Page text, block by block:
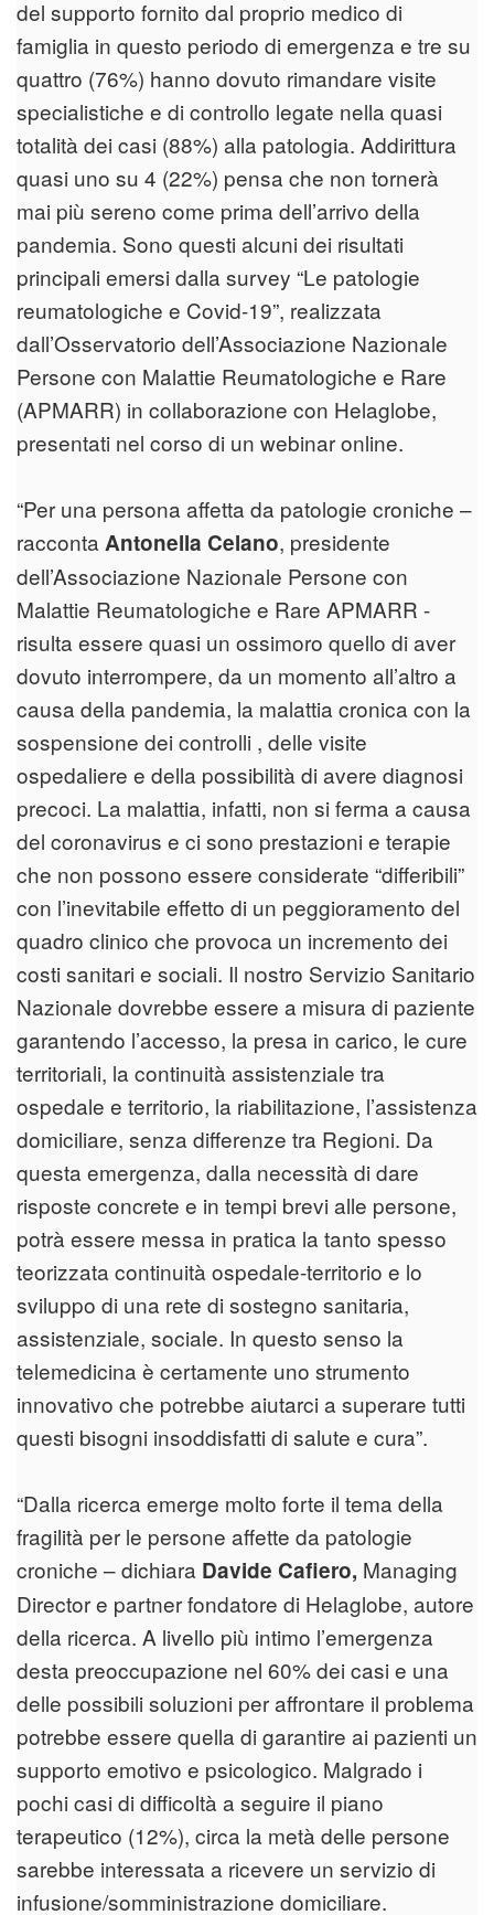
del supporto fornito dal proprio medico di
famiglia in questo periodo di emergenza e tre su
quattro (76%) hanno dovuto rimandare visite
specialistiche e di controllo legate nella quasi
totalità dei casi (88%) alla patologia. Addirittura
quasi uno su 4 (22%) pensa che non tornerà
mai più sereno come prima dell’arrivo della
pandemia. Sono questi alcuni dei risultati
principali emersi dalla survey “Le patologie
reumatologiche e Covid-19”, realizzata
dall’Osservatorio dell’Associazione Nazionale
Persone con Malattie Reumatologiche e Rare
(APMARR) in collaborazione con Helaglobe,
presentati nel corso di un webinar online.
“Per una persona affetta da patologie croniche –
racconta Antonella Celano, presidente
dell’Associazione Nazionale Persone con
Malattie Reumatologiche e Rare APMARR -
risulta essere quasi un ossimoro quello di aver
dovuto interrompere, da un momento all’altro a
causa della pandemia, la malattia cronica con la
sospensione dei controlli , delle visite
ospedaliere e della possibilità di avere diagnosi
precoci. La malattia, infatti, non si ferma a causa
del coronavirus e ci sono prestazioni e terapie
che non possono essere considerate “differibili”
con l’inevitabile effetto di un peggioramento del
quadro clinico che provoca un incremento dei
costi sanitari e sociali. Il nostro Servizio Sanitario
Nazionale dovrebbe essere a misura di paziente
garantendo l’accesso, la presa in carico, le cure
territoriali, la continuità assistenziale tra
ospedale e territorio, la riabilitazione, l’assistenza
domiciliare, senza differenze tra Regioni. Da
questa emergenza, dalla necessità di dare
risposte concrete e in tempi brevi alle persone,
potrà essere messa in pratica la tanto spesso
teorizzata continuità ospedale-territorio e lo
sviluppo di una rete di sostegno sanitaria,
assistenziale, sociale. In questo senso la
telemedicina è certamente uno strumento
innovativo che potrebbe aiutarci a superare tutti
questi bisogni insoddisfatti di salute e cura”.
“Dalla ricerca emerge molto forte il tema della
fragilità per le persone affette da patologie
croniche – dichiara Davide Cafiero, Managing
Director e partner fondatore di Helaglobe, autore
della ricerca. A livello più intimo l’emergenza
desta preoccupazione nel 60% dei casi e una
delle possibili soluzioni per affrontare il problema
potrebbe essere quella di garantire ai pazienti un
supporto emotivo e psicologico. Malgrado i
pochi casi di difficoltà a seguire il piano
terapeutico (12%), circa la metà delle persone
sarebbe interessata a ricevere un servizio di
infusione/somministrazione domiciliare.